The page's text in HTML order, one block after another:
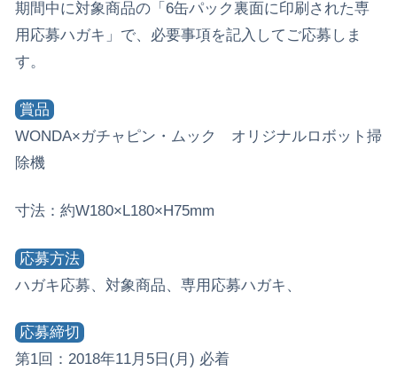
期間中に対象商品の「6缶パック裏面に印刷された専
用応募ハガキ」で、必要事項を記入してご応募しま
す。
賞品
WONDA×ガチャピン・ムック オリジナルロボット掃
除機
寸法：約W180×L180×H75mm
応募方法
ハガキ応募、対象商品、専用応募ハガキ、
応募締切
第1回：2018年11月5日(月) 必着